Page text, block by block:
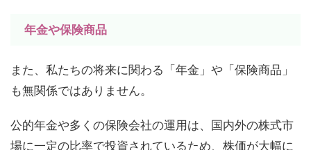
年金や保険商品
また、私たちの将来に関わる「年金」や「保険商品」
も無関係ではありません。
公的年金や多くの保険会社の運用は、国内外の株式市
場に一定の比率で投資されているため、株価が大幅に